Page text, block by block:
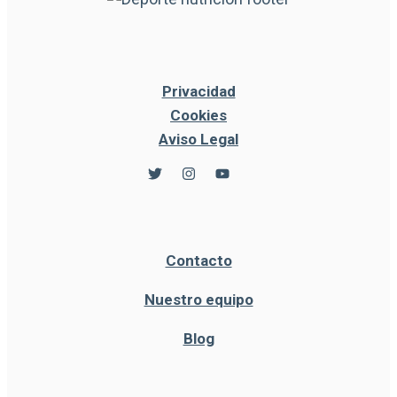
Privacidad
Cookies
Aviso Legal
Contacto
Nuestro equipo
Blog